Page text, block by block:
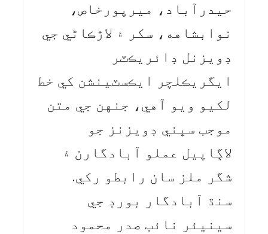
حيدرآباد، ميرپورخاص،
نوابشاهه، سکر ۽ لاڙڪاڻي جي
ڊويزنل ڊائريڪٽر
ايگريڪلچر ايڪسٽينشن کي خط
لکيو ويو آهي، جنهن جي متن
موجب سڀني ڊويزنز جو
لاڳاپيل عملو آبادگارن ۽
شگر ملز سان رابطو رکي.
سنڌ آبادگار بورڊ جي
سينيئر نائب صدر محمود